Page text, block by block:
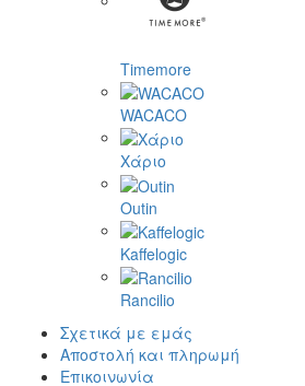
Timemore
WACACO
Χάριο
Outin
Kaffelogic
Rancilio
Σχετικά με εμάς
Αποστολή και πληρωμή
Επικοινωνία